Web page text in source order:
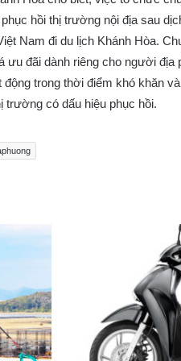
hồi thị trường nội địa sau
Nam đi du lịch Khánh Hòa.
ưu đãi dành riêng cho người
trong thời điểm khó khăn
có dấu hiệu phục hồi.